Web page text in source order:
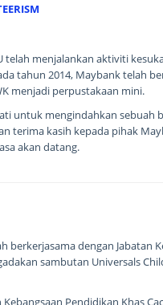
telah menjalankan aktiviti
tahun 2014, Maybank telah
menjadi perpustakaan mini.
untuk mengindahkan sebuah
terima kasih kepada pihak
akan datang.
berkerjasama dengan Jabatan
sambutan Universals
Pendidikan Khas